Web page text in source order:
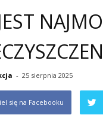
- 25 sierpnia 2025
się na Facebooku